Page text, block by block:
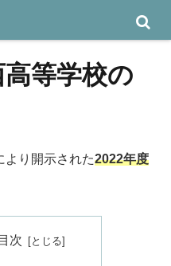
高等学校の
より開示された2022年度
次